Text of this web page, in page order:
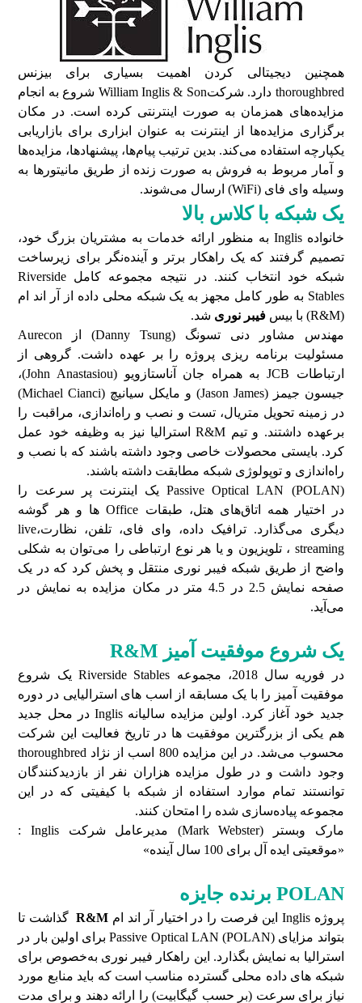
همچنین دیجیتالی کردن اهمیت بسیاری برای بیزنس
thoroughbred دارد. شرکتWilliam Inglis & Son شروع به انجام
مزایده‌های همزمان به صورت اینترنتی کرده است. در مکان
برگزاری مزایده‌ها از اینترنت به عنوان ابزاری برای بازاریابی
یکپارچه استفاده می‌کند. بدین ترتیب پیام‌ها، پیشنهادها، مزایده‌ها
و آمار مربوط به فروش به صورت زنده از طریق مانیتورها به
وسیله وای فای (WiFi) ارسال می‌شوند.
یک شبکه با کلاس بالا
خانواده Inglis به منظور ارائه خدمات به مشتریان بزرگ خود،
تصمیم گرفتند که یک راهکار برتر و آینده‌نگر برای زیرساخت
شبکه خود انتخاب کنند. در نتیجه مجموعه کامل Riverside
Stables به طور کامل مجهز به یک شبکه محلی داده از آر اند ام
(R&M) با بیس
فیبر نوری شد.
مهندس مشاور دنی تسونگ (Danny Tsung) از Aurecon
مسئولیت برنامه ریزی پروژه را بر عهده داشت. گروهی از
ارتباطات JCB به همراه جان آناستازویو (John Anastasiou)،
جیسون جیمز (Jason James) و مایکل سیانیچ (Michael Cianci)
در زمینه تحویل متریال، تست و نصب و راه‌اندازی، مراقبت را
برعهده داشتند. و تیم R&M استرالیا نیز به وظیفه خود عمل
کرد. بایستی محصولات خاصی وجود داشته باشند که با نصب و
راه‌اندازی و توپولوژی شبکه مطابقت داشته باشند.
Passive Optical LAN (POLAN) یک اینترنت پر سرعت را
در اختیار همه اتاق‌های هتل، طبقات Office ها و هر گوشه
دیگری می‌گذارد. ترافیک داده، وای فای، تلفن، نظارت،live
streaming ، تلویزیون و یا هر نوع ارتباطی را می‌توان به شکلی
واضح از طریق شبکه فیبر نوری منتقل و پخش کرد که در یک
صفحه نمایش 2.5 در 4.5 متر در مکان مزایده به نمایش در
می‌آید.
یک شروع موفقیت آمیز R&M
در فوریه سال 2018، مجموعه Riverside Stables یک شروع
موفقیت آمیز را با یک مسابقه از اسب های استرالیایی در دوره
جدید خود آغاز کرد. اولین مزایده سالیانه Inglis در محل جدید
هم یکی از بزرگترین موفقیت ها در تاریخ فعالیت این شرکت
محسوب می‌شد. در این مزایده 800 اسب از نژاد thoroughbred
وجود داشت و در طول مزایده هزاران نفر از بازدیدکنندگان
توانستند تمام موارد استفاده از شبکه با کیفیتی که در این
مجموعه پیاده‌سازی شده را امتحان کنند.
مارک وبستر (Mark Webster) مدیرعامل شرکت Inglis :
«موقعیتی ایده آل برای 100 سال آینده»
POLAN برنده جایزه
پروژه Inglis این فرصت را در اختیار آر اند ام R&Mگذاشت تا
بتواند مزایای Passive Optical LAN (POLAN) برای اولین بار در
استرالیا به نمایش بگذارد. این راهکار فیبر نوری به‌خصوص برای
شبکه های داده محلی گسترده مناسب است که باید منابع مورد
نیاز برای سرعت (بر حسب گیگابیت) را ارائه دهند و برای مدت